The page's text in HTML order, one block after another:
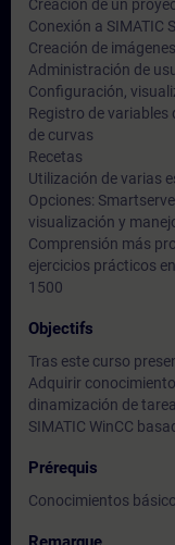
Creación de un
Conexión a SIMATIC
Creación de
Administración de
Configuración,
Registro de
de curvas
Recetas
Utilización de varias
Opciones:
visualización y
Comprensión más
ejercicios prácticos
1500
Objectifs
Tras este curso
Adquirir
dinamización de
SIMATIC WinCC
Prérequis
Conocimientos